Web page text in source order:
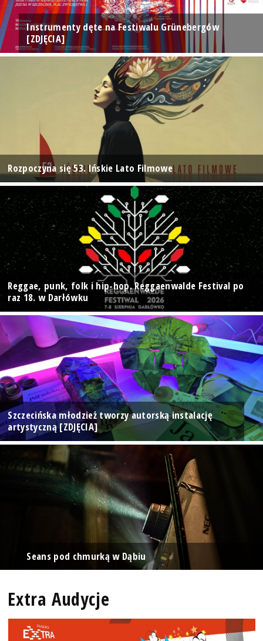
Instrumenty dęte na Festiwalu Grünebergów
[ZDJĘCIA]
Rozpoczyna się 53. Ińskie Lato Filmowe
Reggae, punk, folk i hip-hop. Reggaenwalde Festival po
raz 18. w Darłówku
Szczecińska młodzież tworzy autorską instalację
artystyczną [ZDJĘCIA]
Seans pod chmurką w Dąbiu
Extra Audycje